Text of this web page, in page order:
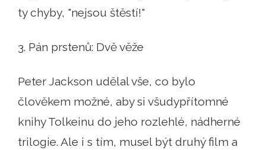
ty chyby, "nejsou štěstí!"
3. Pán prstenů: Dvě věže
Peter Jackson udělal vše, co bylo
člověkem možné, aby si všudypřítomné
knihy Tolkeinu do jeho rozlehlé, nádherné
trilogie. Ale i s tím, musel být druhý film a